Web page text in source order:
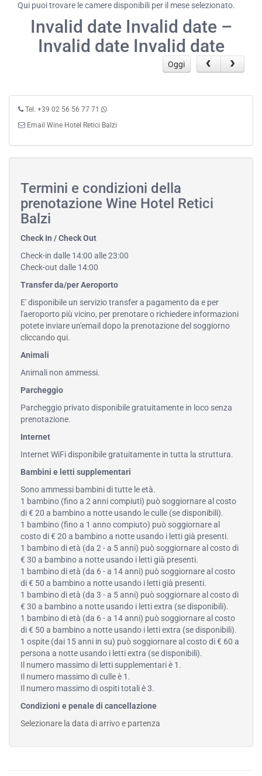
Qui puoi trovare le camere disponibili per il mese selezionato.
Invalid date Invalid date –
Invalid date Invalid date
Oggi
Tel. +39 02 56 56 77 71
Email Wine Hotel Retici Balzi
Termini e condizioni della
prenotazione Wine Hotel Retici
Balzi
Check In / Check Out
Check-in dalle 14:00 alle 23:00
Check-out dalle 14:00
Transfer da/per Aeroporto
E' disponibile un servizio transfer a pagamento da e per
l'aeroporto più vicino, per prenotare o richiedere informazioni
potete inviare un'email dopo la prenotazione del soggiorno
cliccando qui.
Animali
Animali non ammessi.
Parcheggio
Parcheggio privato disponibile gratuitamente in loco senza
prenotazione.
Internet
Internet WiFi disponibile gratuitamente in tutta la struttura.
Bambini e letti supplementari
Sono ammessi bambini di tutte le età.
1 bambino (fino a 2 anni compiuti) può soggiornare al costo
di € 20 a bambino a notte usando le culle (se disponibili).
1 bambino (fino a 1 anno compiuto) può soggiornare al
costo di € 20 a bambino a notte usando i letti già presenti.
1 bambino di età (da 2 - a 5 anni) può soggiornare al costo di
€ 30 a bambino a notte usando i letti già presenti.
1 bambino di età (da 6 - a 14 anni) può soggiornare al costo
di € 50 a bambino a notte usando i letti già presenti.
1 bambino di età (da 3 - a 5 anni) può soggiornare al costo di
€ 30 a bambino a notte usando i letti extra (se disponibili).
1 bambino di età (da 6 - a 14 anni) può soggiornare al costo
di € 50 a bambino a notte usando i letti extra (se disponibili).
1 ospite (dai 15 anni in su) può soggiornare al costo di € 60 a
persona a notte usando i letti extra (se disponibili).
Il numero massimo di letti supplementari è 1.
Il numero massimo di culle è 1.
Il numero massimo di ospiti totali è 3.
Condizioni e penale di cancellazione
Selezionare la data di arrivo e partenza